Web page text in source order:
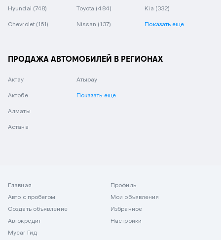
Hyundai (748) Toyota (484) Kia (332)
Chevrolet (161) Nissan (137) Показать еще
ПРОДАЖА АВТОМОБИЛЕЙ В РЕГИОНАХ
Актау
Актобе
Алматы
Астана
Атырау
Показать еще
Главная
Авто с пробегом
Создать объявление
Автокредит
Mycar Гид
Профиль
Мои объявления
Избранное
Настройки